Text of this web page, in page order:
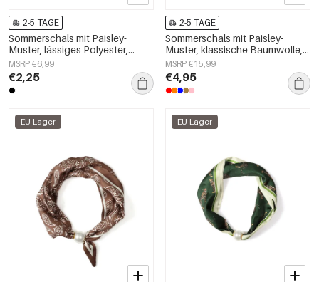
2-5 TAGE
Sommerschals mit Paisley-
Muster, lässiges Polyester,
Alltagsaccessoires
MSRP €6,99
€2,25
2-5 TAGE
Sommerschals mit Paisley-
Muster, klassische Baumwolle,
Alltagsaccessoires
MSRP €15,99
€4,95
EU-Lager EU-Lager